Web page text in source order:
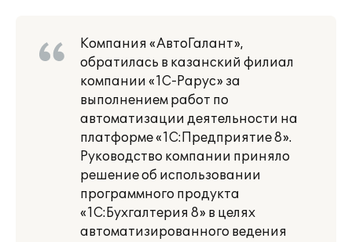
Компания «АвтоГалант»,
обратилась в казанский филиал
компании «1С-Рарус» за
выполнением работ по
автоматизации деятельности на
платформе «1С:Предприятие 8».
Руководство компании приняло
решение об использовании
программного продукта
«1С:Бухгалтерия 8» в целях
автоматизированного ведения